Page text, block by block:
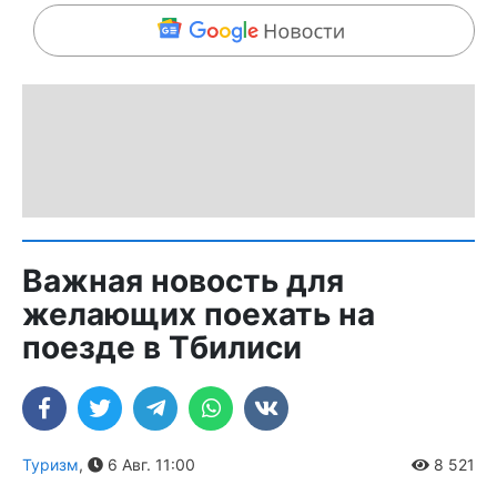
Важная новость для
желающих поехать на
поезде в Тбилиси
Туризм, 6 Авг. 11:00 8 521